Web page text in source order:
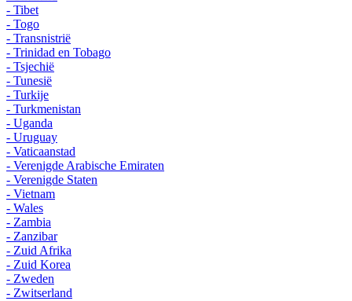
- Tibet
- Togo
- Transnistrië
- Trinidad en Tobago
- Tsjechië
- Tunesië
- Turkije
- Turkmenistan
- Uganda
- Uruguay
- Vaticaanstad
- Verenigde Arabische Emiraten
- Verenigde Staten
- Vietnam
- Wales
- Zambia
- Zanzibar
- Zuid Afrika
- Zuid Korea
- Zweden
- Zwitserland